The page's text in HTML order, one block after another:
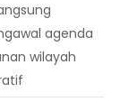
agenda
wilayah